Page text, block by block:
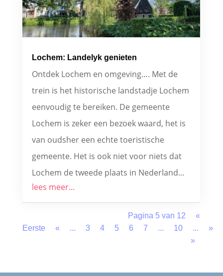
Lochem: Landelyk genieten
Ontdek Lochem en omgeving…. Met de
trein is het historische landstadje Lochem
eenvoudig te bereiken. De gemeente
Lochem is zeker een bezoek waard, het is
van oudsher een echte toeristische
gemeente. Het is ook niet voor niets dat
Lochem de tweede plaats in Nederland...
lees meer...
Pagina 5 van 12
«
Eerste
« ... 3 4 5 6 7 ... 10 ... »
»